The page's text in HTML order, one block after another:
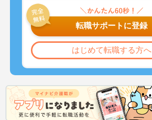
転職サポートに登録
はじめて転職する方へ